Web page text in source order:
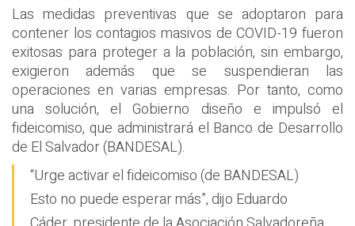
Las medidas preventivas que se adoptaron para
contener los contagios masivos de COVID-19 fueron
exitosas para proteger a la población, sin embargo,
exigieron además que se suspendieran las
operaciones en varias empresas. Por tanto, como
una solución, el Gobierno diseño e impulsó el
fideicomiso, que administrará el Banco de Desarrollo
de El Salvador (BANDESAL).
“Urge activar el fideicomiso (de BANDESAL)
Esto no puede esperar más”, dijo Eduardo